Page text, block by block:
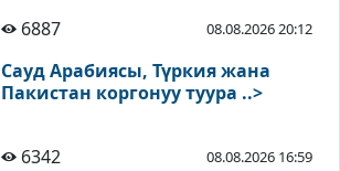
6887 08.08.2026 20:12
Сауд Арабиясы, Түркия жана
Пакистан коргонуу туура ..>
6342 08.08.2026 16:59